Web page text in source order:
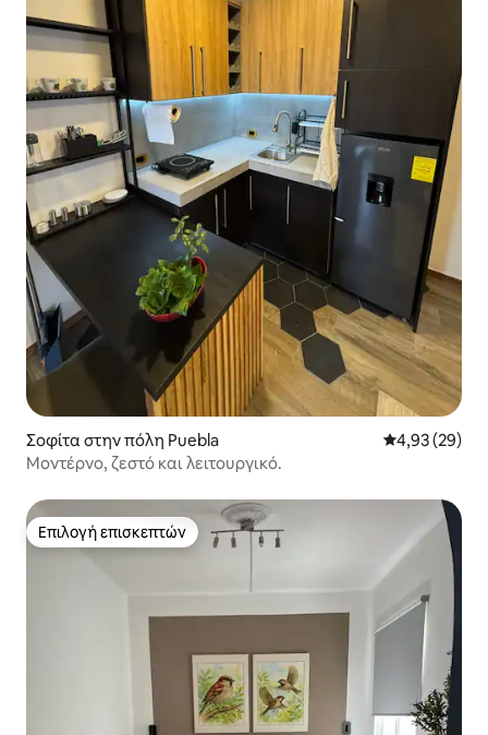
Σοφίτα στην πόλη Puebla Μέση
4,93 (29)
Μοντέρνο, ζεστό και λειτουργικό.
Επιλογή επισκεπτών
Επιλογή επισκεπτών